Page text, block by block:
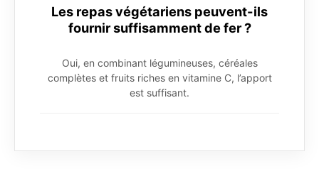
Les repas végétariens peuvent-ils
fournir suffisamment de fer ?
Oui, en combinant légumineuses, céréales
complètes et fruits riches en vitamine C, l’apport
est suffisant.